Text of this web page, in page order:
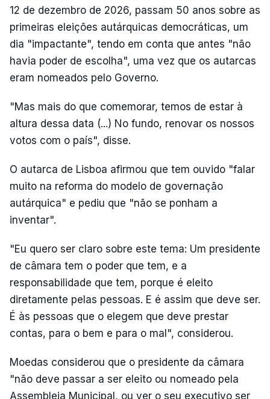
12 de dezembro de 2026, passam 50 anos sobre as
primeiras eleições autárquicas democráticas, um
dia "impactante", tendo em conta que antes "não
havia poder de escolha", uma vez que os autarcas
eram nomeados pelo Governo.
"Mas mais do que comemorar, temos de estar à
altura dessa data (...) No fundo, renovar os nossos
votos com o país", disse.
O autarca de Lisboa afirmou que tem ouvido "falar
muito na reforma do modelo de governação
autárquica" e pediu que "não se ponham a
inventar".
"Eu quero ser claro sobre este tema: Um presidente
de câmara tem o poder que tem, e a
responsabilidade que tem, porque é eleito
diretamente pelas pessoas. E é assim que deve ser.
É às pessoas que o elegem que deve prestar
contas, para o bem e para o mal", considerou.
Moedas considerou que o presidente da câmara
"não deve passar a ser eleito ou nomeado pela
Assembleia Municipal, ou ver o seu executivo ser